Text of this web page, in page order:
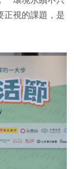
正視的課題，是